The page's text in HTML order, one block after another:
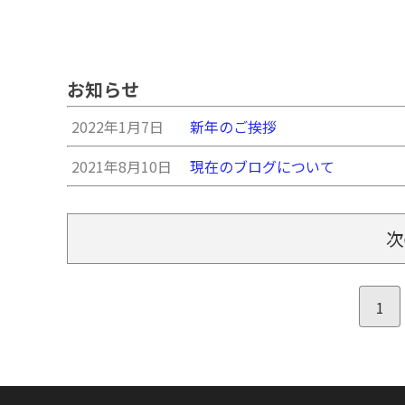
お知らせ
2022年1月7日
新年のご挨拶
2021年8月10日
現在のブログについて
1